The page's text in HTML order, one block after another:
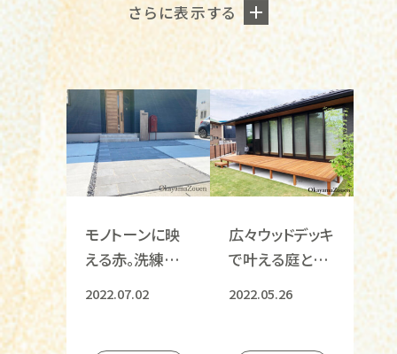
さらに表示する
モノトーンに映
える赤。洗練され
2022.07.02
広々ウッドデッキ
で叶える庭と住
2022.05.26